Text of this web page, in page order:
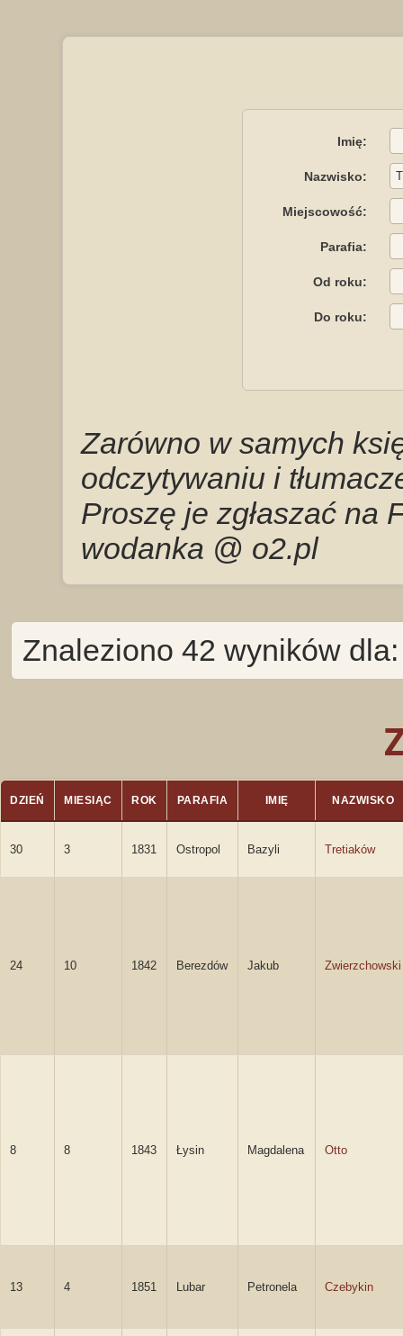
Imię:
Nazwisko:
Miejscowość:
Parafia:
Od roku:
Do roku:
Zarówno w samych
odczytywaniu i
Proszę je zgłaszać na
wodanka @ o2.pl
Znaleziono 42 wyników
DZIEŃ MIESIĄC ROK PARAFIA IMIĘ NAZWISKO
30 3 1831 Ostropol Bazyli Tretiaków
24 10 1842 Berezdów Jakub Zwierzchowski
8 8 1843 Łysin Magdalena Otto
13 4 1851 Lubar Petronela Czebykin